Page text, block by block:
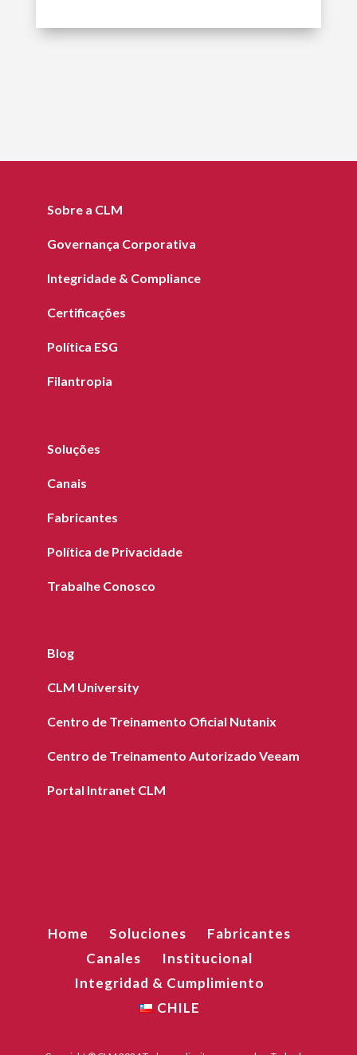
Sobre a CLM
Governança Corporativa
Integridade & Compliance
Certificações
Política ESG
Filantropia
Soluções
Canais
Fabricantes
Política de Privacidade
Trabalhe Conosco
Blog
CLM University
Centro de Treinamento Oficial Nutanix
Centro de Treinamento Autorizado Veeam
Portal Intranet CLM
Home Soluciones
Fabricantes
Canales
Institucional
Integridad & Cumplimiento
CHILE